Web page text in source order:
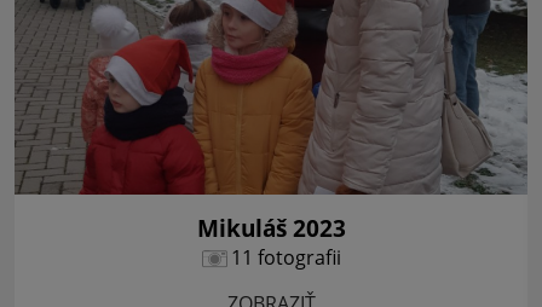
Mikuláš 2023
11 fotografii